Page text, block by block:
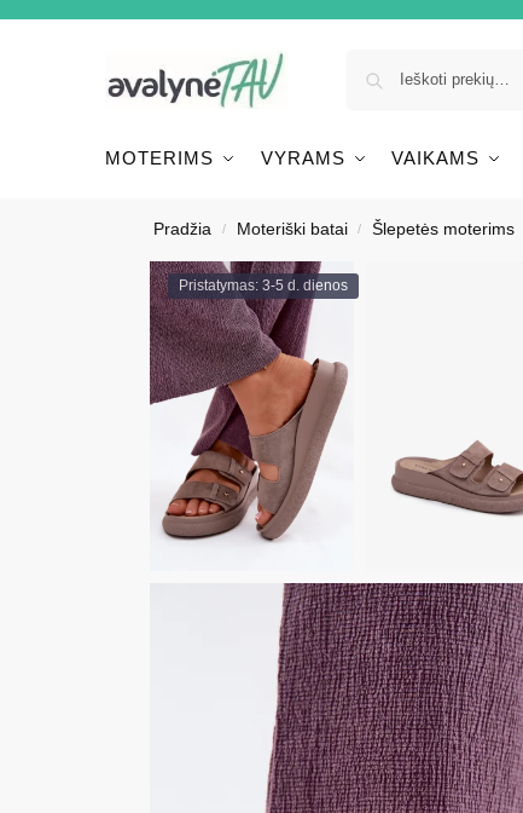
MOTERIMS VYRAMS VAIKAMS
Pradžia / Moteriški batai / Šlepetės moterims
Pristatymas: 3-5 d. dienos